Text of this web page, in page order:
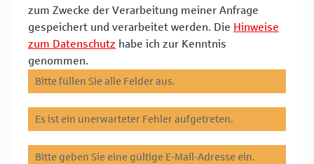
zum Zwecke der Verarbeitung meiner Anfrage
gespeichert und verarbeitet werden. Die Hinweise
zum Datenschutz habe ich zur Kenntnis
genommen.
Bitte füllen Sie alle Felder aus.
Es ist ein unerwarteter Fehler aufgetreten.
Bitte geben Sie eine gültige E-Mail-Adresse ein.